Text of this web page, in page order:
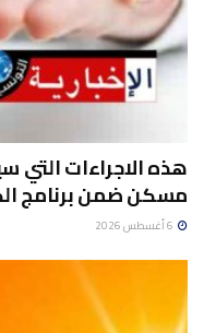
هذه الاجراءات التي
مسكن ضمن برنامج